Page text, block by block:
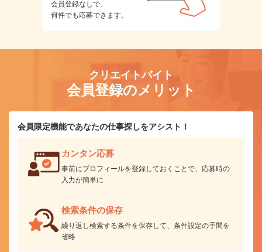
会員登録なしで、
何件でも応募できます。
クリエイトバイト
会員登録のメリット
会員限定機能であなたの仕事探しをアシスト！
カンタン応募
事前にプロフィールを登録しておくことで、応募時の
入力が簡単に
検索条件の保存
繰り返し検索する条件を保存して、条件設定の手間を
省略